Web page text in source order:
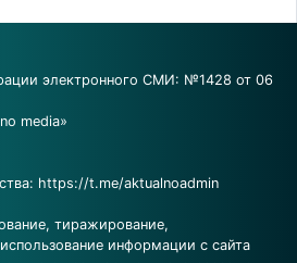
электронного СМИ: №1428 от 06
media»
https://t.me/aktualnoadmin
тиражирование,
информации с сайта